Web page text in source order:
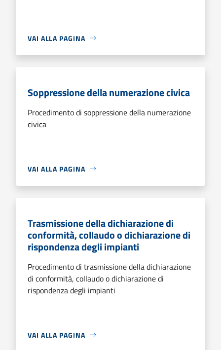
VAI ALLA PAGINA
Soppressione della numerazione civica
Procedimento di soppressione della numerazione
civica
VAI ALLA PAGINA
Trasmissione della dichiarazione di
conformità, collaudo o dichiarazione di
rispondenza degli impianti
Procedimento di trasmissione della dichiarazione
di conformità, collaudo o dichiarazione di
rispondenza degli impianti
VAI ALLA PAGINA